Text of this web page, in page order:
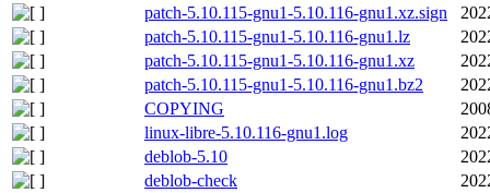
patch-5.10.115-gnu1-5.10.116-gnu1.xz.sign
patch-5.10.115-gnu1-5.10.116-gnu1.lz
patch-5.10.115-gnu1-5.10.116-gnu1.xz
patch-5.10.115-gnu1-5.10.116-gnu1.bz2
COPYING
linux-libre-5.10.116-gnu1.log
deblob-5.10
deblob-check